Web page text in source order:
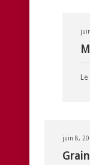
juin 8,